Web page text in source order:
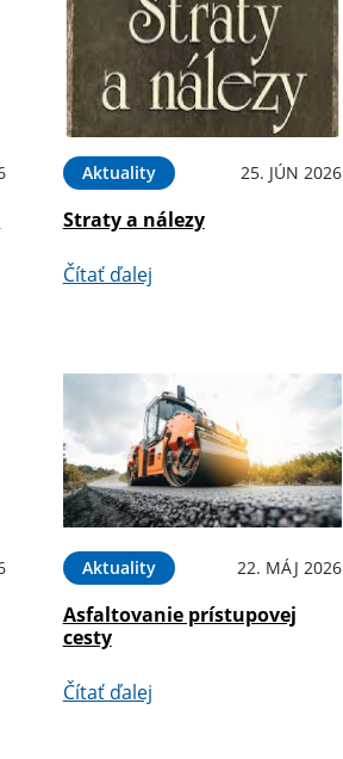
Aktuality 25. JÚN 2026
Straty a nálezy
Čítať ďalej
Aktuality 22. MÁJ 2026
Asfaltovanie prístupovej
cesty
Čítať ďalej